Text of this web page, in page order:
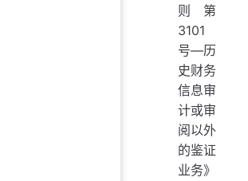
则第
3101
号—历
史财务
信息审
计或审
阅以外
的鉴证
业务》